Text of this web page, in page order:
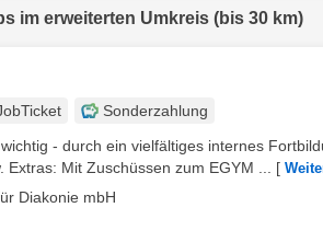
im erweiterten Umkreis (bis 30 km)
Sonderzahlung
- durch ein vielfältiges internes
Mit Zuschüssen zum EGYM ...
[
Diakonie mbH